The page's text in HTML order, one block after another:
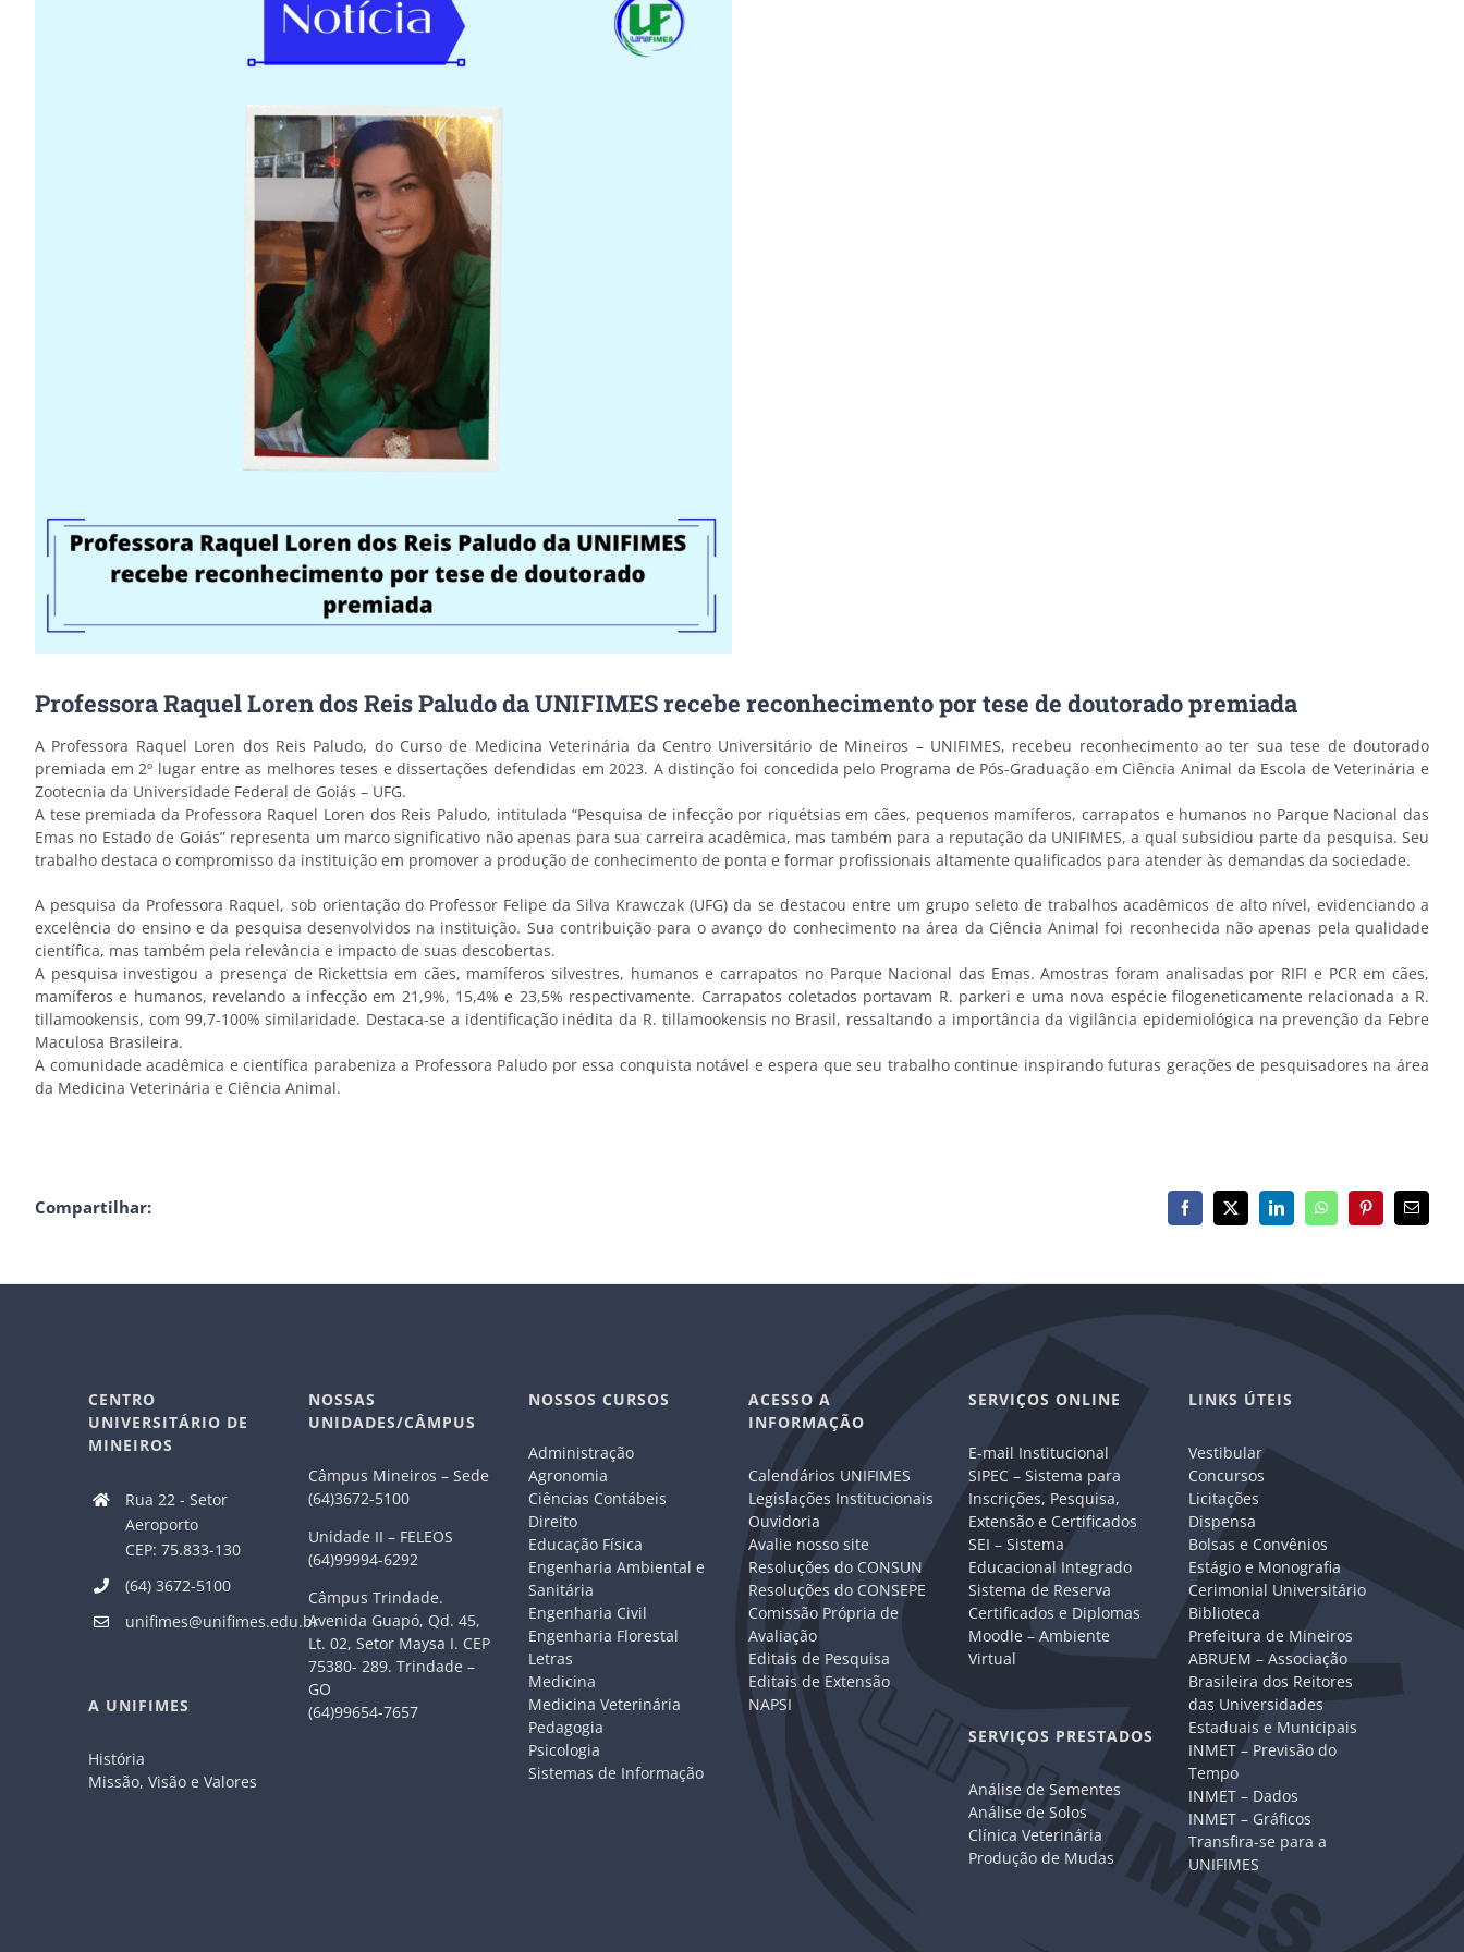
Professora Raquel Loren dos Reis Paludo da UNIFIMES recebe reconhecimento por tese de doutorado premiada
A Professora Raquel Loren dos Reis Paludo, do Curso de Medicina Veterinária da Centro Universitário de Mineiros – UNIFIMES, recebeu reconhecimento ao ter sua tese de doutorado
premiada em 2º lugar entre as melhores teses e dissertações defendidas em 2023. A distinção foi concedida pelo Programa de Pós-Graduação em Ciência Animal da Escola de Veterinária e
Zootecnia da Universidade Federal de Goiás – UFG.
A tese premiada da Professora Raquel Loren dos Reis Paludo, intitulada “Pesquisa de infecção por riquétsias em cães, pequenos mamíferos, carrapatos e humanos no Parque Nacional das
Emas no Estado de Goiás” representa um marco significativo não apenas para sua carreira acadêmica, mas também para a reputação da UNIFIMES, a qual subsidiou parte da pesquisa. Seu
trabalho destaca o compromisso da instituição em promover a produção de conhecimento de ponta e formar profissionais altamente qualificados para atender às demandas da sociedade.
A pesquisa da Professora Raquel, sob orientação do Professor Felipe da Silva Krawczak (UFG) da se destacou entre um grupo seleto de trabalhos acadêmicos de alto nível, evidenciando a
excelência do ensino e da pesquisa desenvolvidos na instituição. Sua contribuição para o avanço do conhecimento na área da Ciência Animal foi reconhecida não apenas pela qualidade
científica, mas também pela relevância e impacto de suas descobertas.
A pesquisa investigou a presença de Rickettsia em cães, mamíferos silvestres, humanos e carrapatos no Parque Nacional das Emas. Amostras foram analisadas por RIFI e PCR em cães,
mamíferos e humanos, revelando a infecção em 21,9%, 15,4% e 23,5% respectivamente. Carrapatos coletados portavam R. parkeri e uma nova espécie filogeneticamente relacionada a R.
tillamookensis, com 99,7-100% similaridade. Destaca-se a identificação inédita da R. tillamookensis no Brasil, ressaltando a importância da vigilância epidemiológica na prevenção da Febre
Maculosa Brasileira.
A comunidade acadêmica e científica parabeniza a Professora Paludo por essa conquista notável e espera que seu trabalho continue inspirando futuras gerações de pesquisadores na área
da Medicina Veterinária e Ciência Animal.
Compartilhar: Facebook
X LinkedInWhatsAppPinterest
E-
mail
CENTRO
UNIVERSITÁRIO DE
MINEIROS
Rua 22 - Setor
Aeroporto
CEP: 75.833-130
(64) 3672-5100
unifimes@unifimes.edu.br
A UNIFIMES
História
Missão, Visão e Valores
NOSSAS
UNIDADES/CÂMPUS
Câmpus Mineiros – Sede
(64)3672-5100
Unidade II – FELEOS
(64)99994-6292
Câmpus Trindade.
Avenida Guapó, Qd. 45,
Lt. 02, Setor Maysa I. CEP
75380- 289. Trindade –
GO
(64)99654-7657
NOSSOS CURSOS
Administração
Agronomia
Ciências Contábeis
Direito
Educação Física
Engenharia Ambiental e
Sanitária
Engenharia Civil
Engenharia Florestal
Letras
Medicina
Medicina Veterinária
Pedagogia
Psicologia
Sistemas de Informação
ACESSO A
INFORMAÇÃO
Calendários UNIFIMES
Legislações Institucionais
Ouvidoria
Avalie nosso site
Resoluções do CONSUN
Resoluções do CONSEPE
Comissão Própria de
Avaliação
Editais de Pesquisa
Editais de Extensão
NAPSI
SERVIÇOS ONLINE
E-mail Institucional
SIPEC – Sistema para
Inscrições, Pesquisa,
Extensão e Certificados
SEI – Sistema
Educacional Integrado
Sistema de Reserva
Certificados e Diplomas
Moodle – Ambiente
Virtual
SERVIÇOS PRESTADOS
Análise de Sementes
Análise de Solos
Clínica Veterinária
Produção de Mudas
LINKS ÚTEIS
Vestibular
Concursos
Licitações
Dispensa
Bolsas e Convênios
Estágio e Monografia
Cerimonial Universitário
Biblioteca
Prefeitura de Mineiros
ABRUEM – Associação
Brasileira dos Reitores
das Universidades
Estaduais e Municipais
INMET – Previsão do
Tempo
INMET – Dados
INMET – Gráficos
Transfira-se para a
UNIFIMES